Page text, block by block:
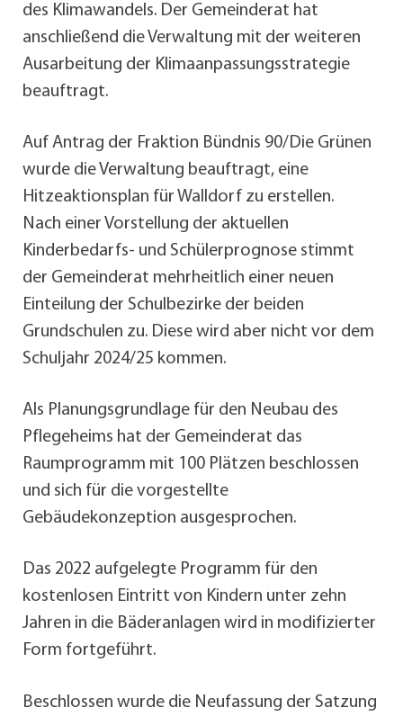
des Klimawandels. Der Gemeinderat hat
anschließend die Verwaltung mit der weiteren
Ausarbeitung der Klimaanpassungsstrategie
beauftragt.
Auf Antrag der Fraktion Bündnis 90/Die Grünen
wurde die Verwaltung beauftragt, eine
Hitzeaktionsplan für Walldorf zu erstellen.
Nach einer Vorstellung der aktuellen
Kinderbedarfs- und Schülerprognose stimmt
der Gemeinderat mehrheitlich einer neuen
Einteilung der Schulbezirke der beiden
Grundschulen zu. Diese wird aber nicht vor dem
Schuljahr 2024/25 kommen.
Als Planungsgrundlage für den Neubau des
Pflegeheims hat der Gemeinderat das
Raumprogramm mit 100 Plätzen beschlossen
und sich für die vorgestellte
Gebäudekonzeption ausgesprochen.
Das 2022 aufgelegte Programm für den
kostenlosen Eintritt von Kindern unter zehn
Jahren in die Bäderanlagen wird in modifizierter
Form fortgeführt.
Beschlossen wurde die Neufassung der Satzung